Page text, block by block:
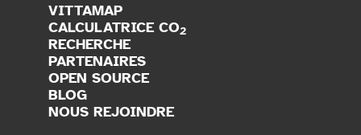
VITTAMAP
CALCULATRICE CO2
RECHERCHE
PARTENAIRES
OPEN SOURCE
BLOG
NOUS REJOINDRE